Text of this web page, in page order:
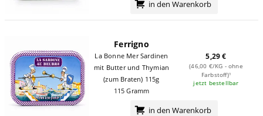
in den Warenkorb
Ferrigno
La Bonne Mer Sardinen
mit Butter und Thymian
(zum Braten) 115g
115 Gramm
5,29 €
(46,00 €/KG - ohne
Farbstoff)¹
jetzt bestellbar
in den Warenkorb